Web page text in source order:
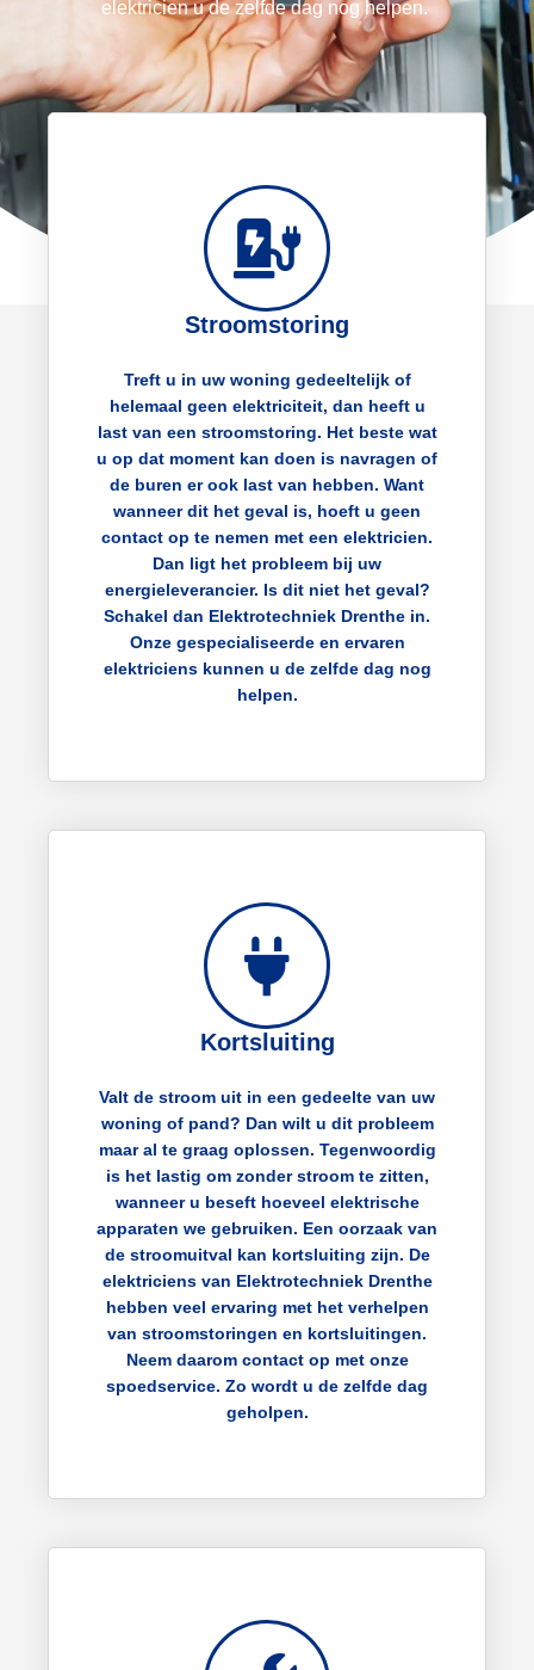
elektricien u de zelfde dag nog helpen.
Stroomstoring
Treft u in uw woning gedeeltelijk of
helemaal geen elektriciteit, dan heeft u
last van een stroomstoring. Het beste wat
u op dat moment kan doen is navragen of
de buren er ook last van hebben. Want
wanneer dit het geval is, hoeft u geen
contact op te nemen met een elektricien.
Dan ligt het probleem bij uw
energieleverancier. Is dit niet het geval?
Schakel dan Elektrotechniek Drenthe in.
Onze gespecialiseerde en ervaren
elektriciens kunnen u de zelfde dag nog
helpen.
Kortsluiting
Valt de stroom uit in een gedeelte van uw
woning of pand? Dan wilt u dit probleem
maar al te graag oplossen. Tegenwoordig
is het lastig om zonder stroom te zitten,
wanneer u beseft hoeveel elektrische
apparaten we gebruiken. Een oorzaak van
de stroomuitval kan kortsluiting zijn. De
elektriciens van Elektrotechniek Drenthe
hebben veel ervaring met het verhelpen
van stroomstoringen en kortsluitingen.
Neem daarom contact op met onze
spoedservice. Zo wordt u de zelfde dag
geholpen.